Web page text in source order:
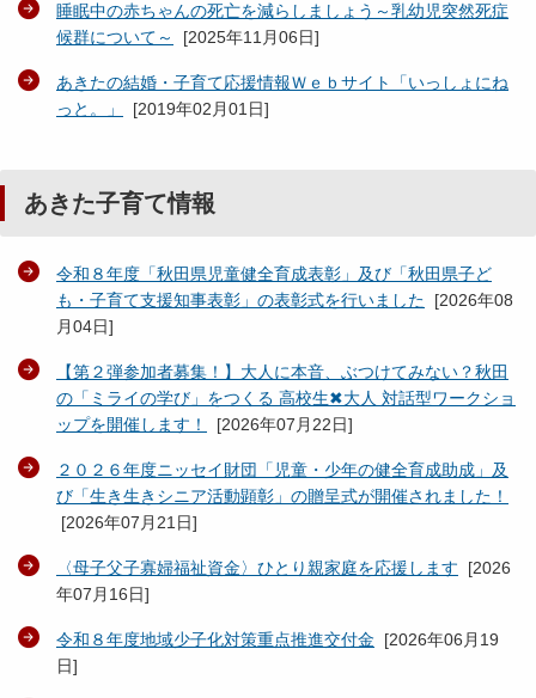
睡眠中の赤ちゃんの死亡を減らしましょう～乳幼児突然死症
候群について～
[2025年11月06日]
あきたの結婚・子育て応援情報Ｗｅｂサイト「いっしょにね
っと。」
[2019年02月01日]
あきた子育て情報
令和８年度「秋田県児童健全育成表彰」及び「秋田県子ど
も・子育て支援知事表彰」の表彰式を行いました [2026年08
月04日]
【第２弾参加者募集！】大人に本音、ぶつけてみない？秋田
の「ミライの学び」をつくる 高校生✖大人 対話型ワークショ
ップを開催します！
[2026年07月22日]
２０２６年度ニッセイ財団「児童・少年の健全育成助成」及
び「生き生きシニア活動顕彰」の贈呈式が開催されました！
[2026年07月21日]
〈母子父子寡婦福祉資金〉ひとり親家庭を応援します [2026
年07月16日]
令和８年度地域少子化対策重点推進交付金 [2026年06月19
日]